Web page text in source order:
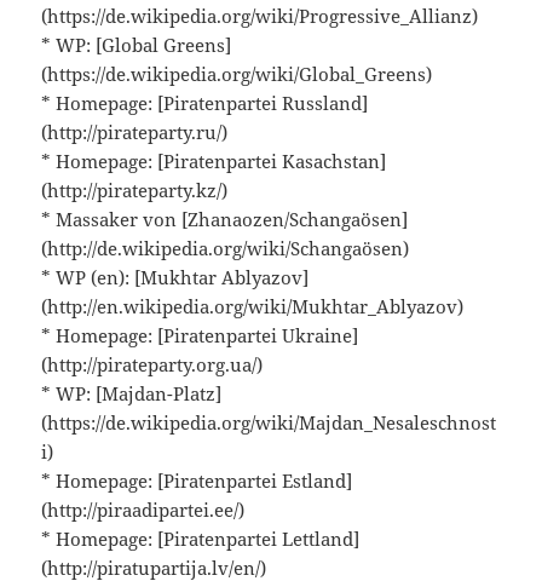
(https://de.wikipedia.org/wiki/Progressive_Allianz)
* WP: [Global Greens]
(https://de.wikipedia.org/wiki/Global_Greens)
* Homepage: [Piratenpartei Russland]
(http://pirateparty.ru/)
* Homepage: [Piratenpartei Kasachstan]
(http://pirateparty.kz/)
* Massaker von [Zhanaozen/Schangaösen]
(http://de.wikipedia.org/wiki/Schangaösen)
* WP (en): [Mukhtar Ablyazov]
(http://en.wikipedia.org/wiki/Mukhtar_Ablyazov)
* Homepage: [Piratenpartei Ukraine]
(http://pirateparty.org.ua/)
* WP: [Majdan-Platz]
(https://de.wikipedia.org/wiki/Majdan_Nesaleschnost
i)
* Homepage: [Piratenpartei Estland]
(http://piraadipartei.ee/)
* Homepage: [Piratenpartei Lettland]
(http://piratupartija.lv/en/)